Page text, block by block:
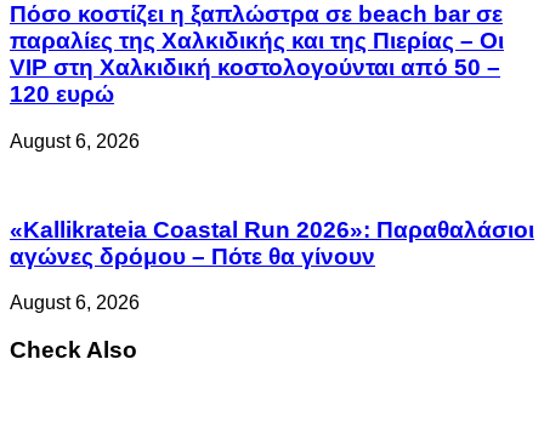
Πόσο κοστίζει η ξαπλώστρα σε beach bar σε
παραλίες της Χαλκιδικής και της Πιερίας – Οι
VIP στη Χαλκιδική κοστολογούνται από 50 –
120 ευρώ
August 6, 2026
«Kallikrateia Coastal Run 2026»: Παραθαλάσιοι
αγώνες δρόμου – Πότε θα γίνουν
August 6, 2026
Check Also